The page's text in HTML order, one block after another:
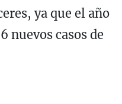
ya que el año
nuevos casos de